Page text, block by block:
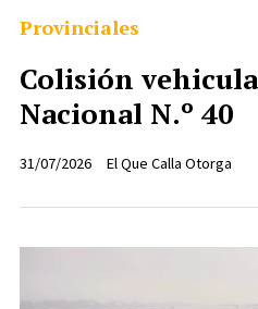
Colisión
Nacional N.º 40
El Que Calla Otorga
Provinciales
31/07/2026